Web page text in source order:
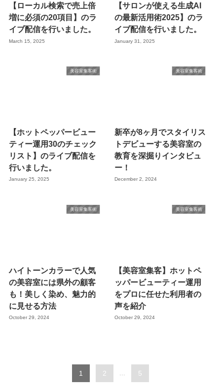
【ローカル検索で売上倍
増に必須の20項目】のラ
イブ配信を行いました。
March 15, 2025
【サロンが使える生成AI
の最新活用術2025】のラ
イブ配信を行いました。
January 31, 2025
美容室集客術
【ホットペッパービュー
ティー運用30のチェック
リスト】のライブ配信を
行いました。
January 25, 2025
美容室集客術
新卒が8ヶ月でスタイリス
トデビューする美容室の
教育を深掘りインタビュ
ー！
December 2, 2024
美容室集客術
ハイトーンカラーで人気
の美容室には県外の顧客
も！美しく染め、魅力的
に見せる方法
October 29, 2024
美容室集客術
【美容室集客】ホットペ
ッパービューティー運用
をプロに任せた利用者の
声を紹介
October 29, 2024
1 2 ... 5